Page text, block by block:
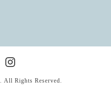
. All Rights Reserved.